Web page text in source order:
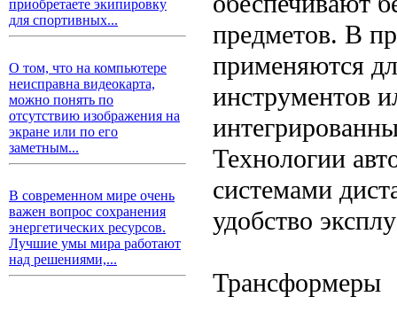
приобретаете экипировку
для спортивных...
О том, что на компьютере
неисправна видеокарта,
можно понять по
отсутствию изображения на
экране или по его
заметным...
В современном мире очень
важен вопрос сохранения
энергетических ресурсов.
Лучшие умы мира работают
над решениями,...
предметов. В
применяются
инструментов
Технологии
системами
удобство
Трансформеры